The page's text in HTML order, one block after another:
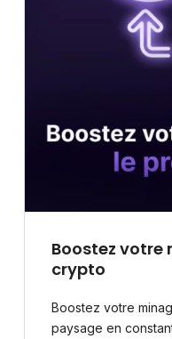
Boostez votre
crypto
Boostez votre
paysage en